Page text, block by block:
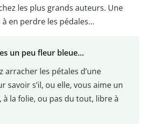
les plus grands auteurs. Une
en perdre les pédales…
un peu fleur bleue…
arracher les pétales d’une
savoir s’il, ou elle, vous aime un
à la folie, ou pas du tout, libre à